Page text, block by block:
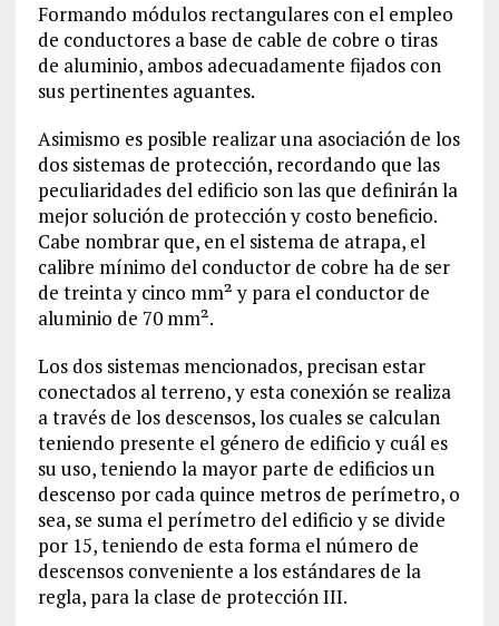
Formando módulos rectangulares con el empleo
de conductores a base de cable de cobre o tiras
de aluminio, ambos adecuadamente fijados con
sus pertinentes aguantes.
Asimismo es posible realizar una asociación de los
dos sistemas de protección, recordando que las
peculiaridades del edificio son las que definirán la
mejor solución de protección y costo beneficio.
Cabe nombrar que, en el sistema de atrapa, el
calibre mínimo del conductor de cobre ha de ser
de treinta y cinco mm² y para el conductor de
aluminio de 70 mm².
Los dos sistemas mencionados, precisan estar
conectados al terreno, y esta conexión se realiza
a través de los descensos, los cuales se calculan
teniendo presente el género de edificio y cuál es
su uso, teniendo la mayor parte de edificios un
descenso por cada quince metros de perímetro, o
sea, se suma el perímetro del edificio y se divide
por 15, teniendo de esta forma el número de
descensos conveniente a los estándares de la
regla, para la clase de protección III.